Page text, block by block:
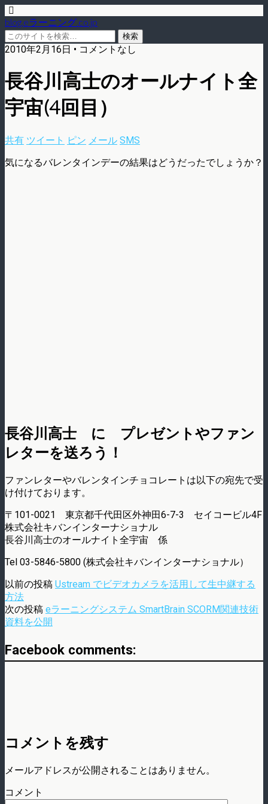
blog.eラーニング.co.jp
2010年2月16日 • コメントなし
長谷川高士のオールナイト全
宇宙(4回目）
共有 ツイート ピン メール SMS
気になるバレンタインデーの結果はどうだったでしょうか？
長谷川高士 に プレゼントやファン
レターを送ろう！
ファンレターやバレンタインチョコレートは以下の宛先で受
け付けております。
〒101-0021 東京都千代田区外神田6-7-3 セイコービル4F
株式会社キバンインターナショナル
長谷川高士のオールナイト全宇宙 係
Tel 03-5846-5800 (株式会社キバンインターナショナル）
以前の投稿 Ustream でビデオカメラを活用して生中継する
方法
次の投稿 eラーニングシステム SmartBrain SCORM関連技術
資料を公開
Facebook comments:
コメントを残す
メールアドレスが公開されることはありません。
コメント